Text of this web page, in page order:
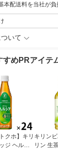
配送料を当社が負
いて
すめPRアイテ
クホ】キリ
ジ ヘルシ
キリン
リン 生